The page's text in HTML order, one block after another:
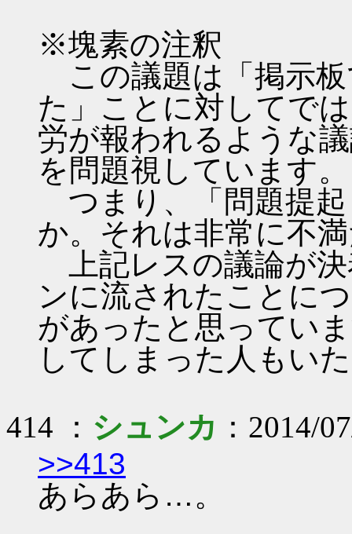
※塊素の注釈
この議題は「掲示
た」ことに対してで
労が報われるような
を問題視しています。
つまり、「問題提
か。それは非常に不
上記レスの議論が
ンに流されたことに
があったと思ってい
してしまった人もい
414 ： シュンカ ：2014/
>>413
あらあら…。